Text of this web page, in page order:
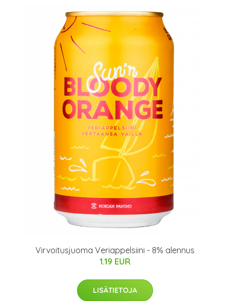
Virvoitusjuoma Veriappelsiini - 8% alennus
1.19 EUR
LISÄTIETOJA